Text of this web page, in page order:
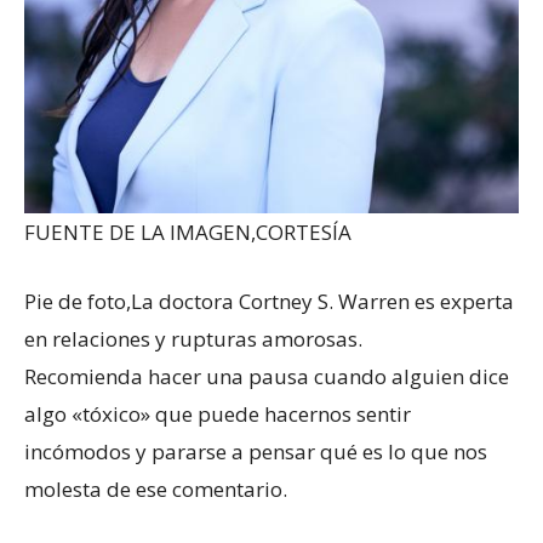
FUENTE DE LA IMAGEN,CORTESÍA
Pie de foto,La doctora Cortney S. Warren es experta
en relaciones y rupturas amorosas.
Recomienda hacer una pausa cuando alguien dice
algo «tóxico» que puede hacernos sentir
incómodos y pararse a pensar qué es lo que nos
molesta de ese comentario.